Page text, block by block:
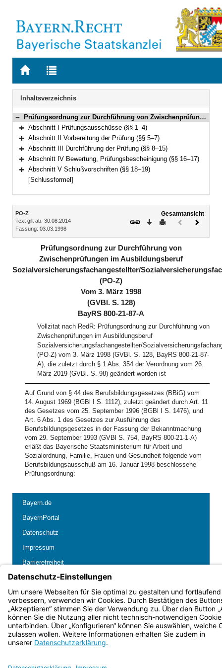
Zur
von
BAYERN.RECHT
Zur
der
letzten
Suche
Navigation
Inhaltsverzeichnis
Bereich reduzieren
Prüfungsordnung zur Durchführung von Zwischenprüfungen im Ausbildungsberuf Sozialversicherungsfachangestellter/Sozialversicherungsfachangestellte (PO-Z) Vom 3. März 1998 (GVBl. S. 128) BayRS 800-21-87-A (§§ 1–19)
Bereich erweitern
Abschnitt I Prüfungsausschüsse (§§ 1–4)
Bereich erweitern
Abschnitt II Vorbereitung der Prüfung (§§ 5–7)
Bereich erweitern
Abschnitt III Durchführung der Prüfung (§§ 8–15)
Bereich erweitern
Abschnitt IV Bewertung, Prüfungsbescheinigung (§§ 16–17)
Bereich erweitern
Abschnitt V Schlußvorschriften (§§ 18–19)
[Schlussformel]
Inhalt
PO-Z
Text gilt ab: 30.08.2014
Fassung: 03.03.1998
Gesamtansicht
Download
DruckenVorheriges
(inaktiv)
Prüfungsordnung zur Durchführung von
Zwischenprüfungen im Ausbildungsberuf
Sozialversicherungsfachangestellter/
(PO-Z)
Vom 3. März 1998
(GVBl. S. 128)
BayRS 800-21-87-A
Vollzitat nach RedR: Prüfungsordnung zur Durchführung von
Zwischenprüfungen im Ausbildungsberuf
Sozialversicherungsfachangestellter/
(PO-Z) vom 3. März 1998 (GVBl. S. 128, BayRS 800-21-87-
A), die zuletzt durch § 1 Abs. 354 der Verordnung vom 26.
März 2019 (GVBl. S. 98) geändert worden ist
Auf Grund von § 44 des Berufsbildungsgesetzes (BBiG) vom
14. August 1969 (BGBl I S. 1112), zuletzt geändert durch Art. 11
des Gesetzes vom 25. September 1996 (BGBl I S. 1476), und
Art. 6 Abs. 1 des Gesetzes zur Ausführung des
Berufsbildungsgesetzes in der Fassung der Bekanntmachung
vom 29. September 1993 (GVBl S. 754, BayRS 800-21-1-A)
erläßt das Bayerische Staatsministerium für Arbeit und
Sozialordnung, Familie, Frauen und Gesundheit folgende vom
Berufsbildungsausschuß am 16. Januar 1998 beschlossene
Prüfungsordnung:
Bayern.de
BayernPortal
Datenschutz
Impressum
Barrierefreiheit
Hilfe
Kontakt
SchriftgrößeKontrastwechsel